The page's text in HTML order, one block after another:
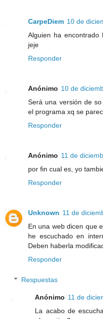
CarpeDiem 10 de
Alguien ha encontrado
jeje
Responder
Anónimo 10 de
Será una versión de
el programa xq se
Responder
Anónimo 11 de
por fin cual es, yo
Responder
Unknown 11 de
En una web dicen que
he escuchado en
Deben haberla
Responder
Respuestas
Anónimo 11 de
La acabo de